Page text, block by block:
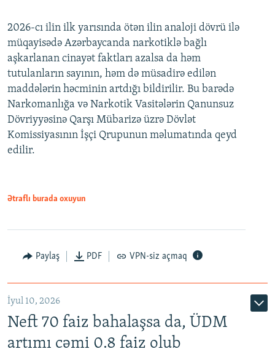
2026-cı ilin ilk yarısında ötən ilin analoji dövrü ilə
müqayisədə Azərbaycanda narkotiklə bağlı
aşkarlanan cinayət faktları azalsa da həm
tutulanların sayının, həm də müsadirə edilən
maddələrin həcminin artdığı bildirilir. Bu barədə
Narkomanlığa və Narkotik Vasitələrin Qanunsuz
Dövriyyəsinə Qarşı Mübarizə üzrə Dövlət
Komissiyasının İşçi Qrupunun məlumatında qeyd
edilir.
Ətraflı burada oxuyun
Paylaş PDF VPN-siz açmaq
İyul 10, 2026
Neft 70 faiz bahalaşsa da, ÜDM
artımı cəmi 0.8 faiz olub